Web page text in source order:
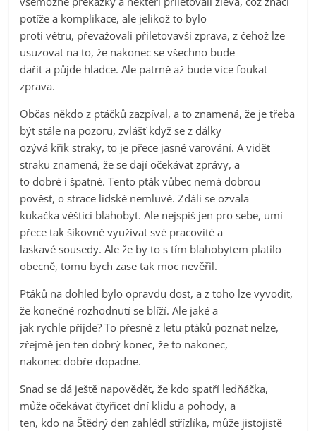
potíže a komplikace, ale jelikož to bylo
proti větru, převažovali přiletovavší zprava, z čehož lze
usuzovat na to, že nakonec se všechno bude
dařit a půjde hladce. Ale patrně až bude více foukat
zprava.
Občas někdo z ptáčků zazpíval, a to znamená, že je třeba
být stále na pozoru, zvlášť když se z dálky
ozývá křik straky, to je přece jasné varování. A vidět
straku znamená, že se dají očekávat zprávy, a
to dobré i špatné. Tento pták vůbec nemá dobrou
pověst, o strace lidské nemluvě. Zdáli se ozvala
kukačka věštící blahobyt. Ale nejspíš jen pro sebe, umí
přece tak šikovně využívat své pracovité a
laskavé sousedy. Ale že by to s tím blahobytem platilo
obecně, tomu bych zase tak moc nevěřil.
Ptáků na dohled bylo opravdu dost, a z toho lze vyvodit,
že konečné rozhodnutí se blíží. Ale jaké a
jak rychle přijde? To přesně z letu ptáků poznat nelze,
zřejmě jen ten dobrý konec, že to nakonec,
nakonec dobře dopadne.
Snad se dá ještě napovědět, že kdo spatří ledňáčka,
může očekávat čtyřicet dní klidu a pohody, a
ten, kdo na Štědrý den zahlédl střízlíka, může jistojistě